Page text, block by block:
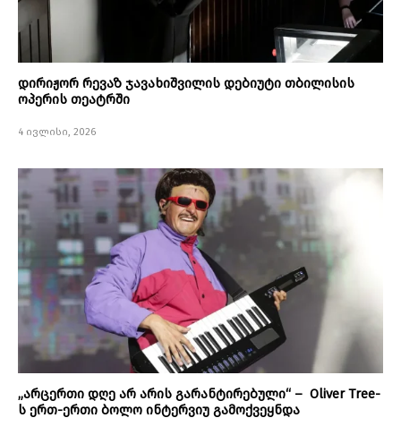
დირიჟორ რევაზ ჯავახიშვილის დებიუტი თბილისის
ოპერის თეატრში
4 ივლისი, 2026
„არცერთი დღე არ არის გარანტირებული“ – Oliver Tree-
ს ერთ-ერთი ბოლო ინტერვიუ გამოქვეყნდა